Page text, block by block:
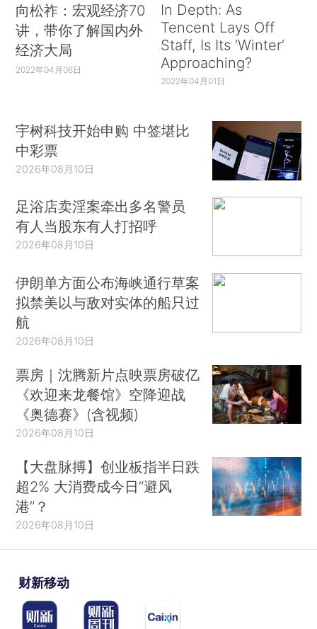
向松祚：宏观经济70
讲，带你了解国内外
经济大局
2022年04月06日
In Depth: As
Tencent Lays Off
Staff, Is Its ‘Winter’
Approaching?
2022年04月01日
宇树科技开始申购 中签堪比
中彩票
2026年08月10日
足浴店卖淫案牵出多名警员
有人当股东有人打招呼
2026年08月10日
伊朗单方面公布海峡通行草案
拟禁美以与敌对实体的船只过
航
2026年08月10日
票房｜沈腾新片点映票房破亿
《欢迎来龙餐馆》空降迎战
《奥德赛》(含视频)
2026年08月10日
【大盘脉搏】创业板指半日跌
超2% 大消费成今日“避风
港”？
2026年08月10日
财新移动